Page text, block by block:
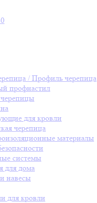
/ Профиль черепица
профнастил
для кровли
черепица
материалы
системы
для дома
навесы
для кровли